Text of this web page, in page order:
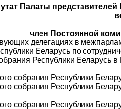
Палаты
член Постоянной
делегациях в
Беларусь по
Республики Беларусь
собрания Республики
собрания Республики
собрания Республики